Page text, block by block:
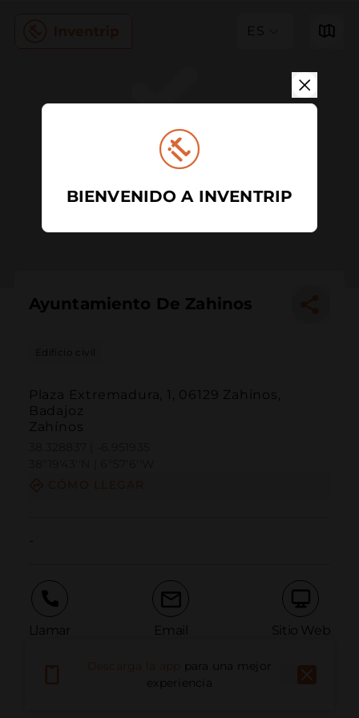
ES
Ayuntamiento De Zahinos
Edificio civil
Plaza Extremadura, 1, 06129 Zahínos,
Badajoz
Zahínos
Llamar Email Sitio Web
Informar problema
para una mejor
experiencia
BIENVENIDO A INVENTRIP